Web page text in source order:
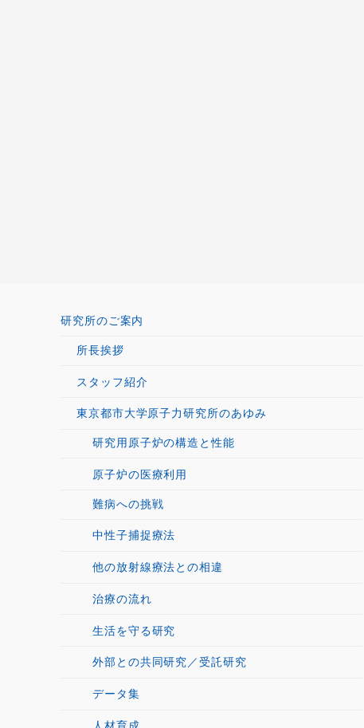
研究所のご案内
所長挨拶
スタッフ紹介
東京都市大学原子力研究所のあゆみ
研究用原子炉の構造と性能
原子炉の医療利用
難病への挑戦
中性子捕捉療法
他の放射線療法との相違
治療の流れ
生活を守る研究
外部との共同研究／受託研究
データ集
人材育成